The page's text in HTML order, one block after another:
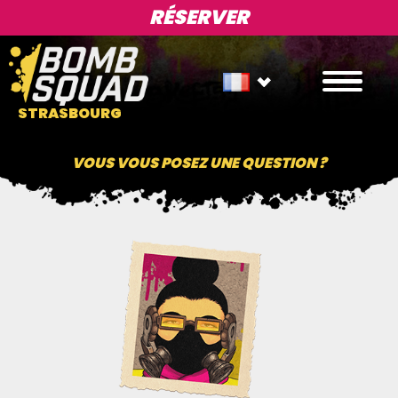
RÉSERVER
STRASBOURG
VOUS VOUS POSEZ UNE QUESTION ?